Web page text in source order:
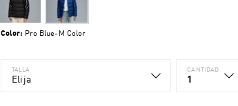
Color: Pro Blue-M Color
TALLA
Elija
CANTIDAD
1